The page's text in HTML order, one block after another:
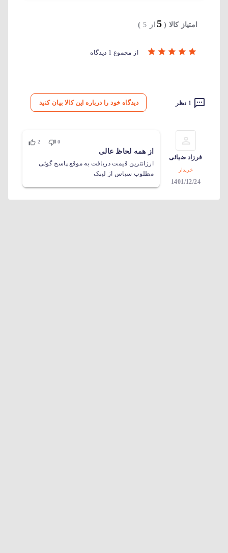
امتیاز کالا (5 از 5 )
از مجموع 1 دیدگاه
1 نظر دیدگاه خود را درباره این کالا بیان کنید
فرزاد ضیائی
خریدار
1401/12/24
0
2
از همه لحاظ عالی
ارزانترین قیمت دریافت به موقع پاسخ گوئی
مطلوب سپاس از لیپک